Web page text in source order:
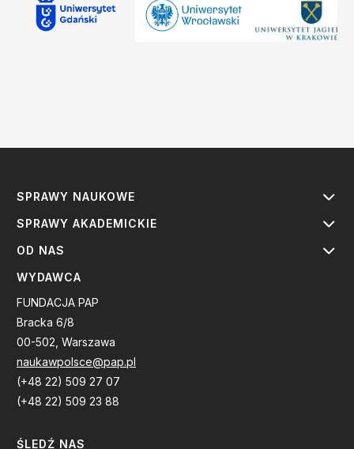
SPRAWY NAUKOWE
SPRAWY AKADEMICKIE
OD NAS
WYDAWCA
FUNDACJA PAP
Bracka 6/8
00-502, Warszawa
naukawpolsce@pap.pl
(+48 22) 509 27 07
(+48 22) 509 23 88
ŚLEDŹ NAS